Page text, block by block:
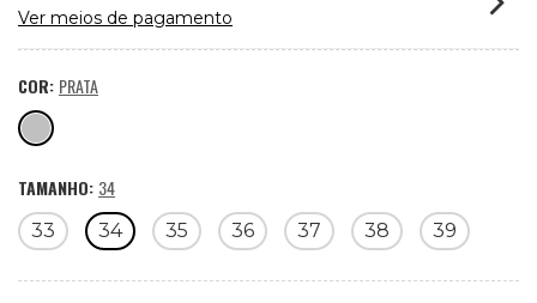
Ver meios de pagamento
COR: PRATA
TAMANHO: 34
33 34 35 36 37 38 39